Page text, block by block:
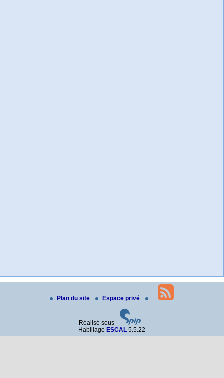
Plan du site Espace privé
Réalisé sous
Habillage ESCAL 5.5.22